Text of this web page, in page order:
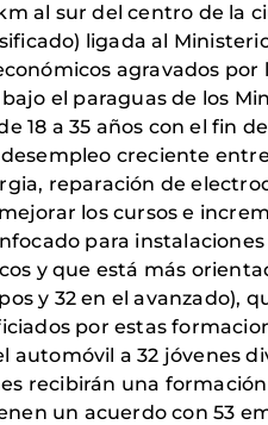
al sur del centro de la
ligada al
agravados
el paraguas de los
18 a 35 años con el fin
creciente
reparación de
los cursos e
para
y que está más
y 32 en el avanzado),
por estas
automóvil a 32 jóvenes
recibirán una
un acuerdo con 53